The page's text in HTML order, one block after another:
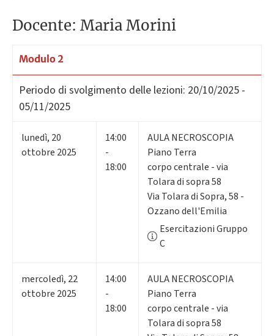
Docente: Maria Morini
Modulo 2
Periodo di svolgimento delle lezioni: 20/10/2025 -
05/11/2025
lunedì, 20
ottobre 2025
14:00
-
18:00
AULA NECROSCOPIA
Piano Terra
corpo centrale - via
Tolara di sopra 58
Via Tolara di Sopra, 58 -
Ozzano dell'Emilia
Esercitazioni Gruppo
C
mercoledì, 22
ottobre 2025
14:00
-
18:00
AULA NECROSCOPIA
Piano Terra
corpo centrale - via
Tolara di sopra 58